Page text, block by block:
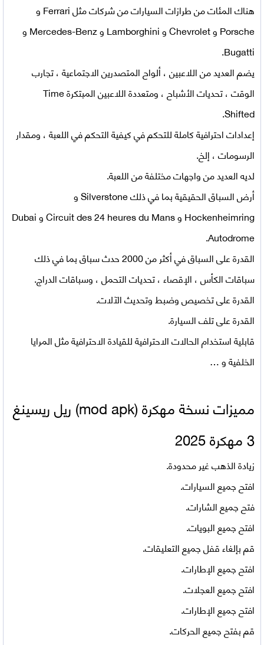
هناك المئات من طرازات السيارات من شركات مثل Ferrari و
Porsche و Chevrolet و Lamborghini و Mercedes-Benz و
Bugatti.
يضم العديد من اللاعبين ، ألواح المتصدرين الاجتماعية ، تجارب
الوقت ، تحديات الأشباح ، ومتعددة اللاعبين المبتكرة Time
Shifted.
إعدادات احترافية كاملة للتحكم في كيفية التحكم في اللعبة ، ومقدار
الرسومات ، إلخ.
لديه العديد من واجهات مختلفة من اللعبة.
أرض السباق الحقيقية بما في ذلك Silverstone و
Hockenheimring و Circuit des 24 heures du Mans و Dubai
Autodrome.
القدرة على السباق في أكثر من 2000 حدث سباق بما في ذلك
سباقات الكأس ، الإقصاء ، تحديات التحمل ، وسباقات الدراج.
القدرة على تخصيص وضبط وتحديث الآلات.
القدرة على تلف السيارة.
قابلية استخدام الحالات الاحترافية للقيادة الاحترافية مثل المرايا
الخلفية و …
مميزات نسخة مهكرة (mod apk)
ريل ريسينغ
3 مهكرة 2025
زيادة الذهب غير محدودة.
افتح جميع السيارات.
فتح جميع الشارات.
افتح جميع البويات.
قم بإلغاء قفل جميع التعليقات.
افتح جميع الإطارات.
افتح جميع العجلات.
افتح جميع الإطارات.
قم بفتح جميع الحركات.